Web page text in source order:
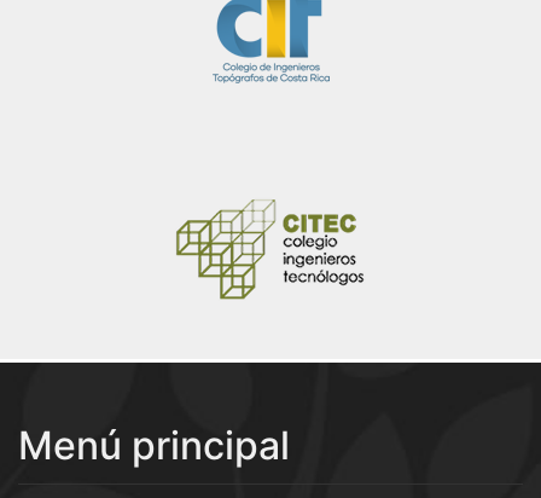
Menú principal